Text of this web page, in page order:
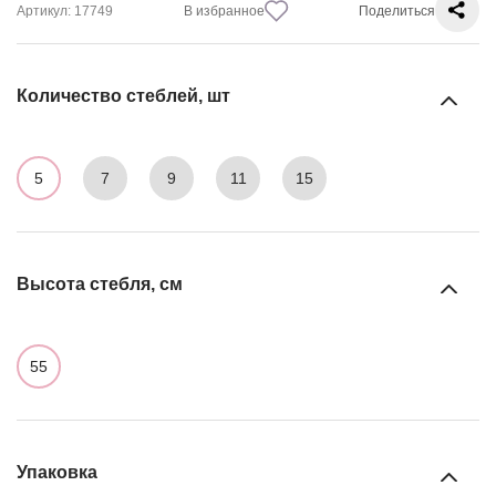
Артикул: 17749 В избранное Поделиться
Количество стеблей, шт
5 7 9 11 15
Высота стебля, см
55
Упаковка